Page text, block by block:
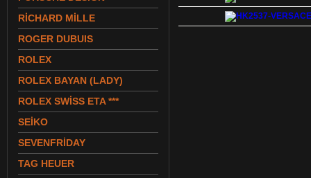
RİCHARD MİLLE
ROGER DUBUIS
ROLEX
ROLEX BAYAN (LADY)
ROLEX SWİSS ETA ***
SEİKO
SEVENFRİDAY
TAG HEUER